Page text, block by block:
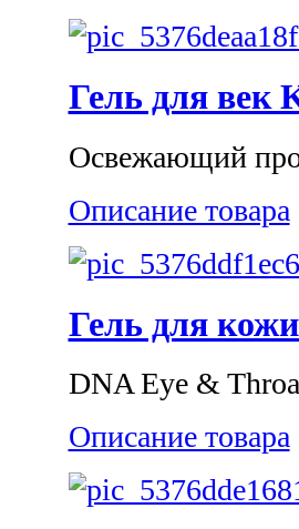
Гель для век
Освежающий
Описание товара
Гель для
DNA Eye &
Описание товара